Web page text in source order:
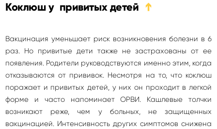
Коклюш у привитых детей ➔
Вакцинация уменьшает риск возникновения болезни в 6
раз. Но привитые дети также не застрахованы от ее
появления. Родители руководствуются именно этим, когда
отказываются от прививок. Несмотря на то, что коклюш
поражает и привитых детей, у них он проходит в легкой
форме и часто напоминает ОРВИ. Кашлевые толчки
возникают реже, чем у больных, не защищенных
вакцинацией. Интенсивность других симптомов снижена